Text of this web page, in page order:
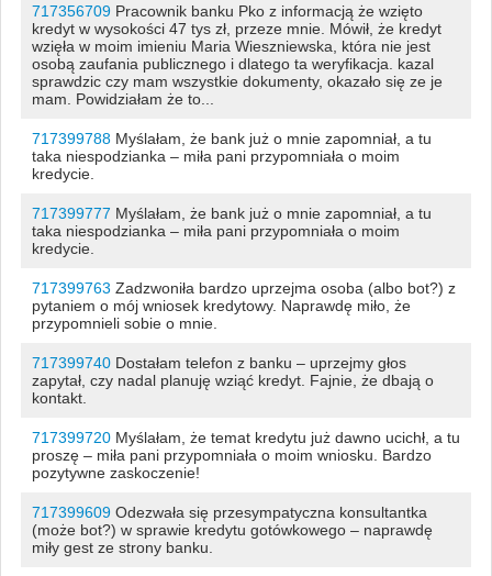
717356709Pracownik banku Pko z informacją że wzięto
kredyt w wysokości 47 tys zł, przeze mnie. Mówił, że kredyt
wzięła w moim imieniu Maria Wieszniewska, która nie jest
osobą zaufania publicznego i dlatego ta weryfikacja. kazal
sprawdzic czy mam wszystkie dokumenty, okazało się ze je
mam. Powidziałam że to...
717399788Myślałam, że bank już o mnie zapomniał, a tu
taka niespodzianka – miła pani przypomniała o moim
kredycie.
717399777 Myślałam, że bank już o mnie zapomniał, a tu
taka niespodzianka – miła pani przypomniała o moim
kredycie.
717399763 Zadzwoniła bardzo uprzejma osoba (albo bot?) z
pytaniem o mój wniosek kredytowy. Naprawdę miło, że
przypomnieli sobie o mnie.
717399740Dostałam telefon z banku – uprzejmy głos
zapytał, czy nadal planuję wziąć kredyt. Fajnie, że dbają o
kontakt.
717399720Myślałam, że temat kredytu już dawno ucichł, a tu
proszę – miła pani przypomniała o moim wniosku. Bardzo
pozytywne zaskoczenie!
717399609Odezwała się przesympatyczna konsultantka
(może bot?) w sprawie kredytu gotówkowego – naprawdę
miły gest ze strony banku.